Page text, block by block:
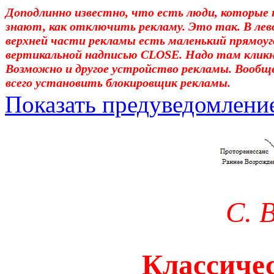
Доподлинно известно, что есть люди, которые
знают, как отключить рекламу. Это так. В
верхней части рекламы есть маленький
вертикальной надписью CLOSE. Надо там
Возможно и другое устройство рекламы.
всего установить блокировщик рекламы.
Показать
Уважаемые! Умоляю: не
отошли от суеты. – Перед
достаточно, чтоб
что не понятно.Прошу
С.